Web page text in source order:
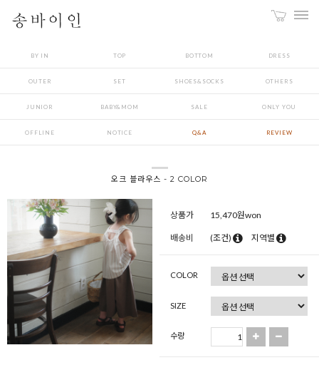
BY IN TOP BOTTOM DRESS
OUTER SET SHOES&SOCKS OTHERS
JUNIOR BABY&MOM SALE ONLY YOU
OFFLINE NOTICE Q&A REVIEW
오크 블라우스 - 2 COLOR
상품가 15,470원won
배송비 (조건) 지역별
COLOR
SIZE
수량